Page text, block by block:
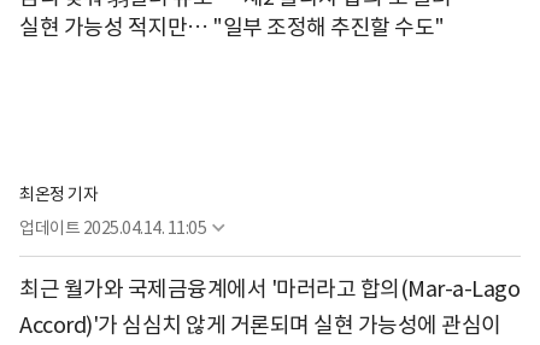
실현 가능성 적지만… "일부 조정해 추진할 수도"
최온정 기자
업데이트 2025.04.14. 11:05
최근 월가와 국제금융계에서 '마러라고 합의(Mar-a-Lago
Accord)'가 심심치 않게 거론되며 실현 가능성에 관심이